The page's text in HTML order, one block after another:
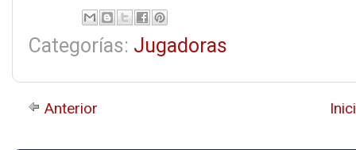
Categorías: Jugadoras
Anterior